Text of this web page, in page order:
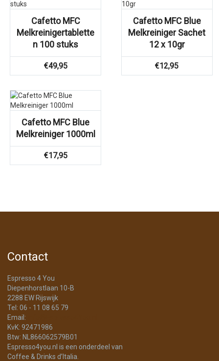
Cafetto MFC
Melkreinigertablette
n 100 stuks
€49,95
Cafetto MFC Blue
Melkreiniger Sachet
12 x 10gr
€12,95
Cafetto MFC Blue
Melkreiniger 1000ml
€17,95
Contact
Espresso 4 You
Diepenhorstlaan 10-B
2288 EW Rijswijk
Tel: 06 - 11 08 65 79
Email:
KvK: 92471986
Btw: NL866062579B01
Espresso4you.nl is een onderdeel van
Coffee & Drinks d’Italia.